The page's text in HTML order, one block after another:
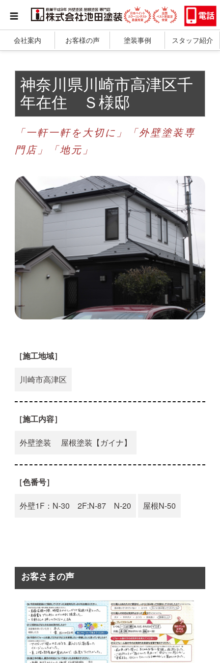
会社案内 お客様の声 塗装事例 スタッフ紹介
神奈川県川崎市高津区千
年在住 Ｓ様邸
「一軒一軒を大切に」「外壁塗装専
門店」「地元」
［施工地域］
川崎市高津区
［施工内容］
外壁塗装 屋根塗装【ガイナ】
［色番号］
外壁1F：N-30 2F:N-87 N-20 屋根N-50
お客さまの声